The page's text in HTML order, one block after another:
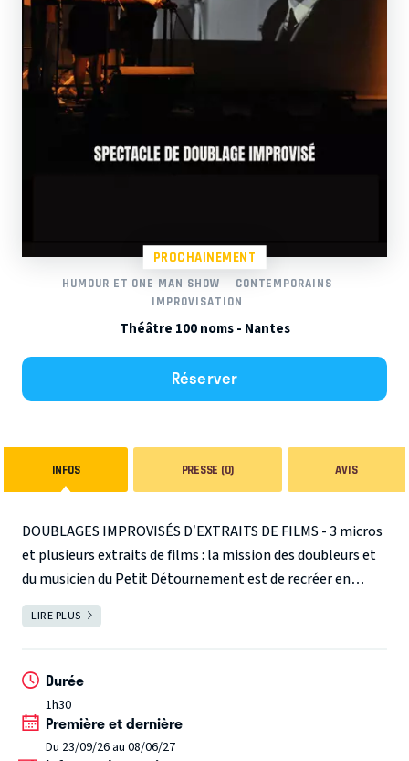
PROCHAINEMENT
HUMOUR ET ONE MAN SHOW
CONTEMPORAINS
IMPROVISATION
Théâtre 100 noms - Nantes
Réserver
INFOS PRESSE (0) AVIS
DOUBLAGES IMPROVISÉS D’EXTRAITS DE FILMS - 3 micros
et plusieurs extraits de films : la mission des doubleurs et
du musicien du Petit Détournement est de recréer en
direct des dialogues sur des images de films récents,
classiques, d’action ou d’auteur, grand public ou de
de son illustre prédécesseur : le Grand Détournement,
téléfilm français écrit et réalisé en 1993 par Michel
Hazanavicius et Dominique Mézerette, racontant la vie
inventée d’un John Wayne rebaptisé Georges Abitbol «
LIRE PLUS
Durée
1h30
Première et dernière
Du 23/09/26 au 08/06/27